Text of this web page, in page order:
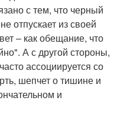
с тем, что черный
отпускает из своей
– как обещание, что
А с другой стороны,
ассоциируется со
шепчет о тишине и
и